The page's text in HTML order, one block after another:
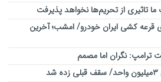
تاثیری از تحریم‌ها نخواهد پذیرفت
قرعه کشی ایران‌ خودرو/ امشب؛ آخرین
ترامپ: نگران اما مصمم